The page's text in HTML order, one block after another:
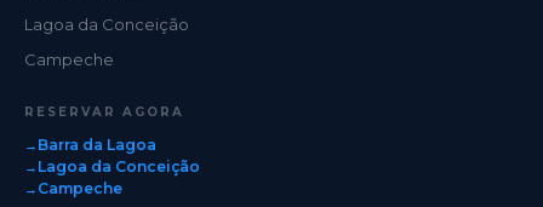
Lagoa da Conceição
Campeche
RESERVAR AGORA
Barra da Lagoa
Lagoa da Conceição
Campeche